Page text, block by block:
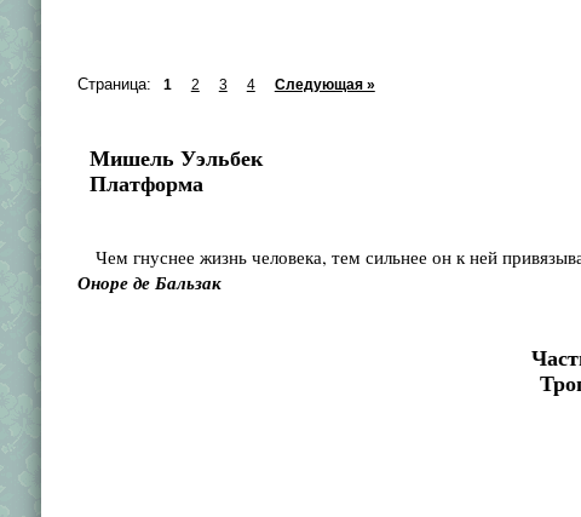
Страница: 1 2 3 4 Следующая »
Мишель Уэльбек
Платформа
Чем гнуснее жизнь человека, тем сильнее он к ней
Оноре де Бальзак